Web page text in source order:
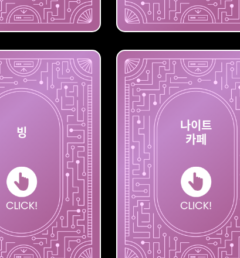
딥드림
제너레이터 그라운드
빙
빙
나이
나이트
카페